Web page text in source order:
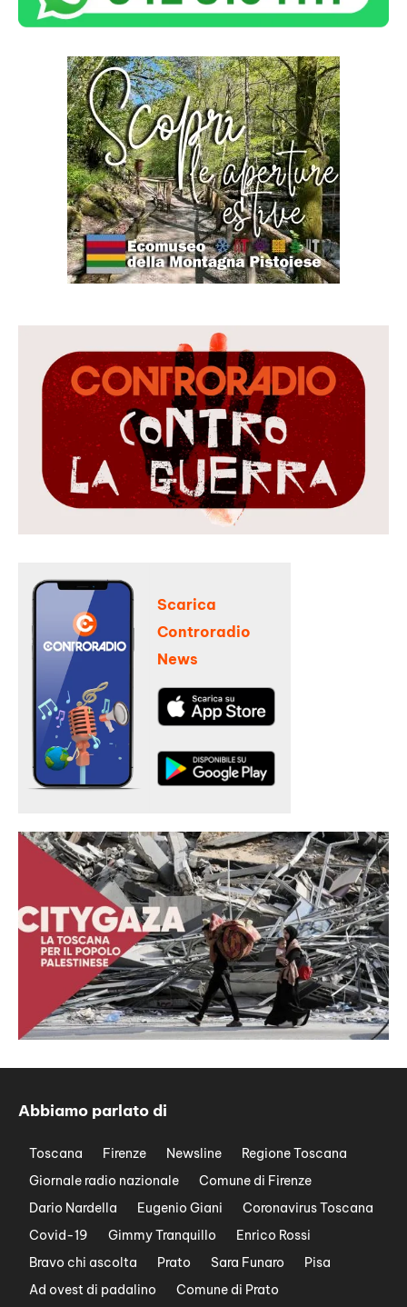
Scarica
Controradio
News
Abbiamo parlato di
Toscana Firenze Newsline
Regione Toscana
Giornale radio nazionale
Comune di Firenze
Dario Nardella
Eugenio Giani
Coronavirus Toscana
Covid-19
Gimmy Tranquillo
Enrico Rossi
Bravo chi ascolta
Prato Sara Funaro
Pisa
Ad ovest di padalino
Comune di Prato